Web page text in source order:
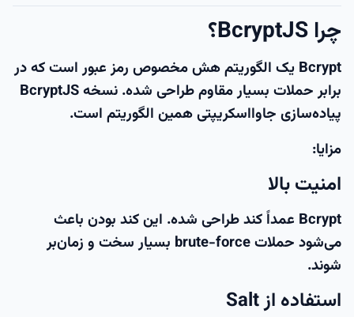
چرا BcryptJS؟
Bcrypt یک الگوریتم هش مخصوص رمز عبور است که در
برابر حملات بسیار مقاوم طراحی شده. نسخهBcryptJS
پیاده‌سازی جاوااسکریپتی همین الگوریتم است.
مزایا:
امنیت بالا
Bcrypt عمداً کند طراحی شده. این کند بودن باعث
می‌شود حملات brute-force بسیار سخت و زمان‌بر
شوند.
استفاده از Salt